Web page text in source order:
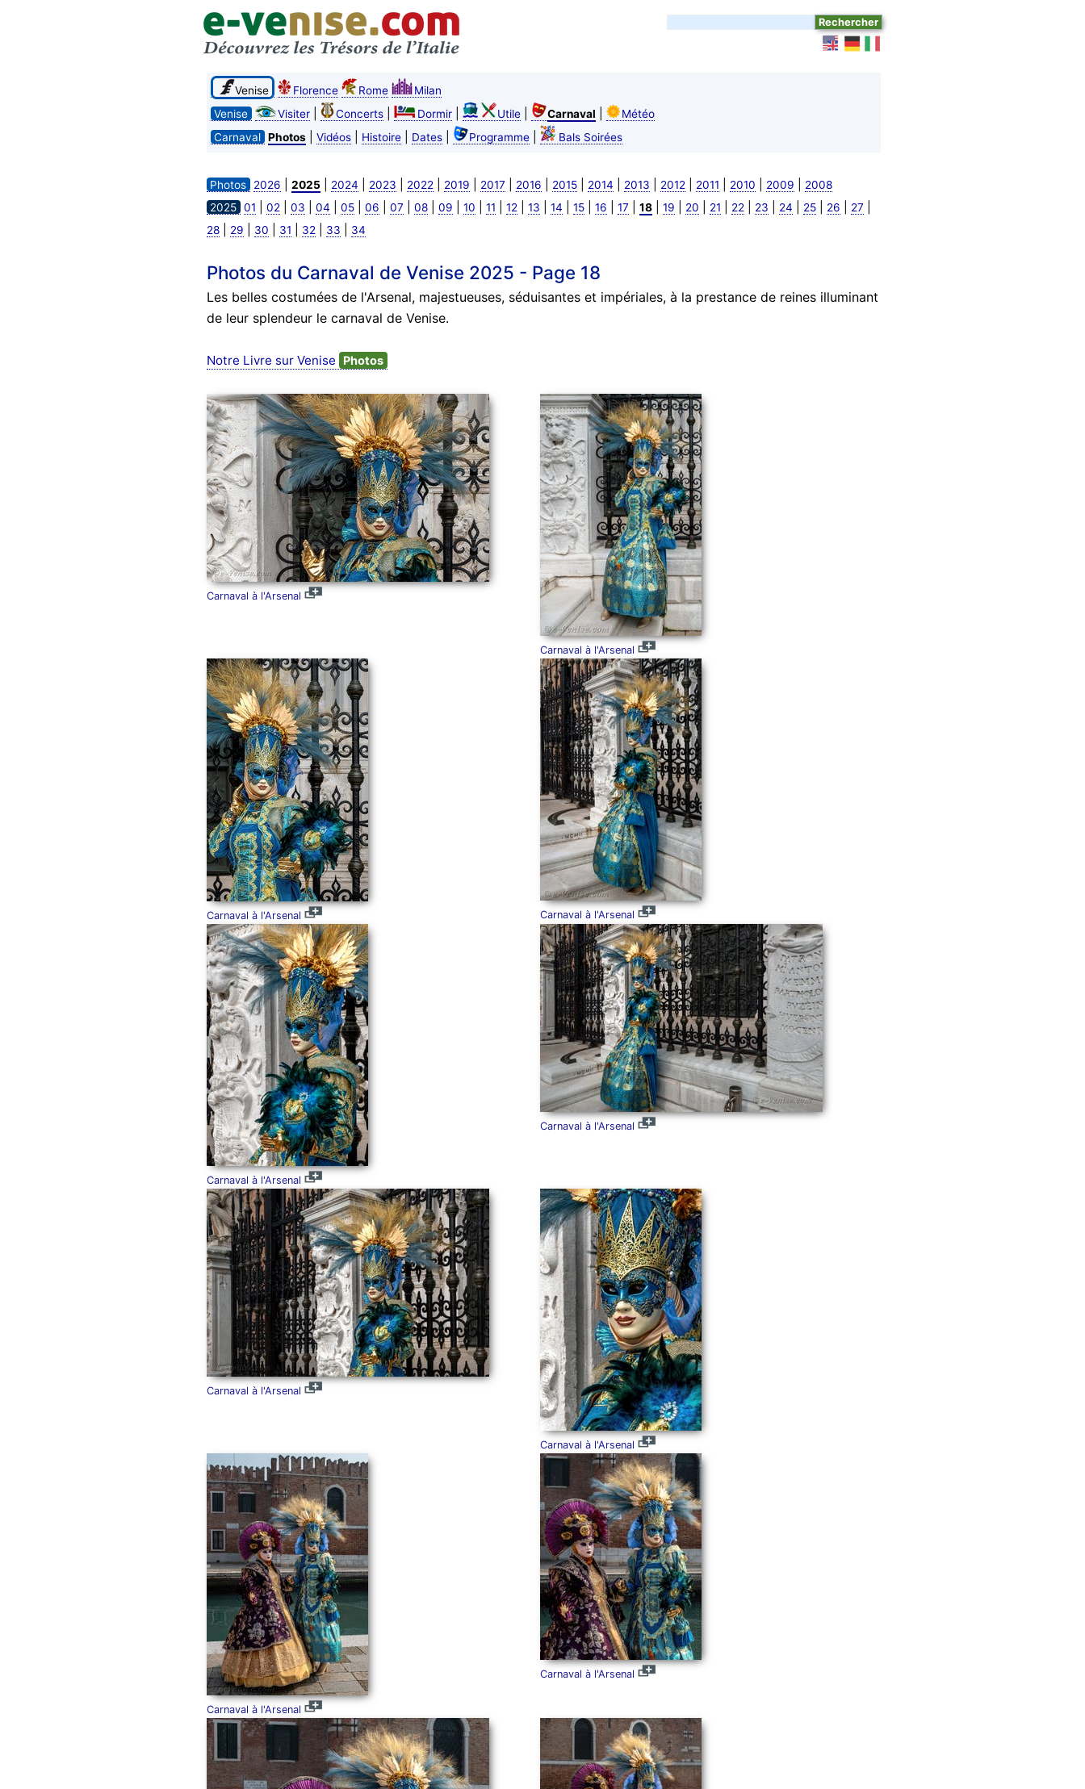
Venise Florence Rome
Milan
Venise
Visiter| Concerts| Dormir| Utile| Carnaval
Météo
Carnaval Photos| Vidéos| Histoire| Dates| Programme| Bals Soirées
Photos 2026 2025 2024 2023 2022 2019 2017 2016 2015| 2014 2013 2012 2011 2010 2009
2008
2025 01 02 03 04 05| 06 07 08| 09 10 11 12 13 14 15| 16 17 18| 19 20 21 22 23 24 25| 26 27
28| 29 30 31 32 33 34
Photos du Carnaval de Venise 2025 - Page 18
Les belles costumées de l'Arsenal, majestueuses, séduisantes et impériales, à la prestance de reines illuminant
de leur splendeur le carnaval de Venise.
Notre Livre sur Venise Photos
Carnaval à l'Arsenal
Carnaval à l'Arsenal
Carnaval à l'Arsenal Carnaval à l'Arsenal
Carnaval à l'Arsenal
Carnaval à l'Arsenal
Carnaval à l'Arsenal
Carnaval à l'Arsenal
Carnaval à l'Arsenal
Carnaval à l'Arsenal